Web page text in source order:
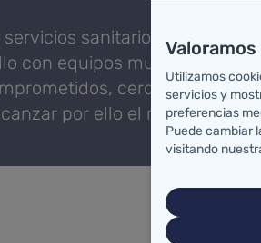
sanitarios de alta
con equipos
cercanos,
por ello el
Utilizamos
servicios y
preferencias
Puede cambiar
visitando